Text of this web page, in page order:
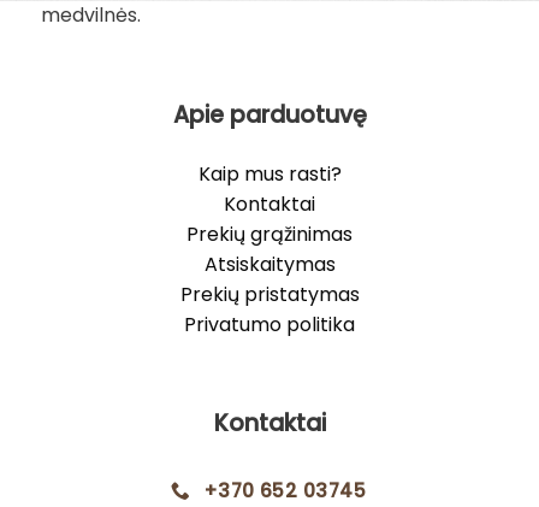
medvilnės.
Apie parduotuvę
Kaip mus rasti?
Kontaktai
Prekių grąžinimas
Atsiskaitymas
Prekių pristatymas
Privatumo politika
Kontaktai
+370 652 03745